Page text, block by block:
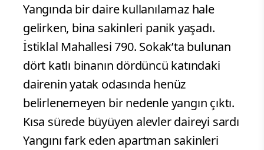
Yangında bir daire kullanılamaz hale
gelirken, bina sakinleri panik yaşadı.
İstiklal Mahallesi 790. Sokak’ta bulunan
dört katlı binanın dördüncü katındaki
dairenin yatak odasında henüz
belirlenemeyen bir nedenle yangın çıktı.
Kısa sürede büyüyen alevler daireyi sardı
Yangını fark eden apartman sakinleri